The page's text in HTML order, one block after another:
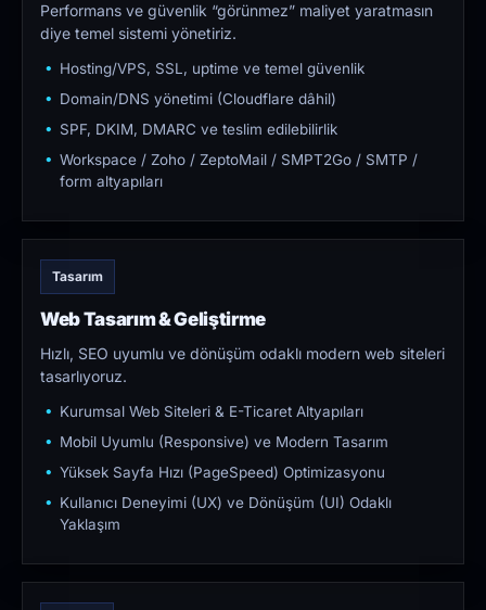
Performans ve güvenlik “görünmez” maliyet yaratmasın
diye temel sistemi yönetiriz.
Hosting/VPS, SSL, uptime ve temel güvenlik
Domain/DNS yönetimi (Cloudflare dâhil)
SPF, DKIM, DMARC ve teslim edilebilirlik
Workspace / Zoho / ZeptoMail / SMPT2Go / SMTP /
form altyapıları
Tasarım
Web Tasarım & Geliştirme
Hızlı, SEO uyumlu ve dönüşüm odaklı modern web siteleri
tasarlıyoruz.
Kurumsal Web Siteleri & E-Ticaret Altyapıları
Mobil Uyumlu (Responsive) ve Modern Tasarım
Yüksek Sayfa Hızı (PageSpeed) Optimizasyonu
Kullanıcı Deneyimi (UX) ve Dönüşüm (UI) Odaklı
Yaklaşım